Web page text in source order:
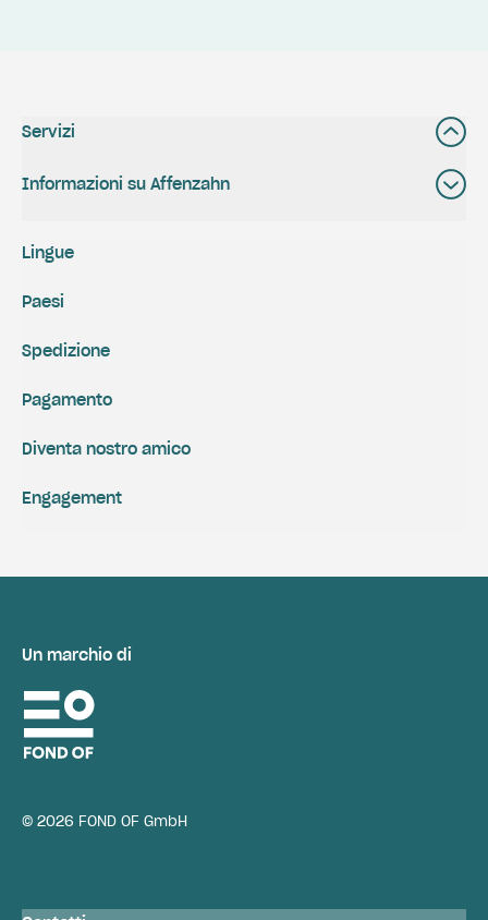
Servizi
Informazioni su Affenzahn
Spedizione
Pagamento
Engagement
Diventa nostro amico
Lingue
Paesi
Un marchio di
© 2026 FOND OF GmbH